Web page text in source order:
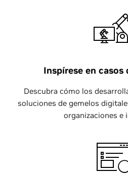
Inspírese en casos
Descubra cómo los
soluciones de gemelos
organizaciones e